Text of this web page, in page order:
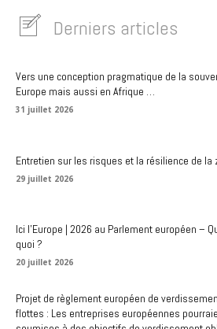
Derniers articles
Vers une conception pragmatique de la
Europe mais aussi en Afrique …
31 juillet 2026
Entretien sur les risques et la résilience de la
29 juillet 2026
Ici l’Europe | 2026 au Parlement européen –
quoi ?
20 juillet 2026
Projet de règlement européen de
flottes : Les entreprises européennes